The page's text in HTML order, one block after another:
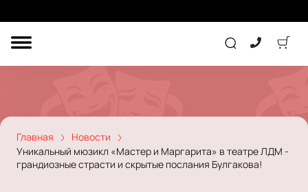
ДРУГОЕ
ПОДАРОЧНЫЕ
Главная
Новости
Уникальный мюзикл «Мастер и Маргарита» в театре ЛДМ -
грандиозные страсти и скрытые послания Булгакова!